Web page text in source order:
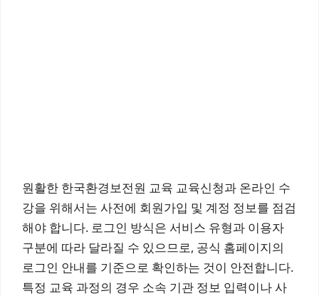
원활한 한국환경보전원 교육 교육신청과 온라인 수
강을 위해서는 사전에 회원가입 및 계정 정보를 점검
해야 합니다. 로그인 방식은 서비스 유형과 이용자
구분에 따라 달라질 수 있으므로, 공식 홈페이지의
로그인 안내를 기준으로 확인하는 것이 안전합니다.
특정 교육 과정의 경우 소속 기관 정보 입력이나 사